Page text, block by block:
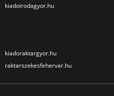
kiadoirodagyor.hu
kiadoraktargyor.hu
raktarszekesfehervar.hu